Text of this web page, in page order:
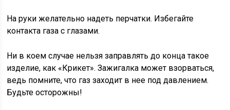
На руки желательно надеть перчатки. Избегайте
контакта газа с глазами.
Ни в коем случае нельзя заправлять до конца такое
изделие, как «Крикет». Зажигалка может взорваться,
ведь помните, что газ заходит в нее под давлением.
Будьте осторожны!